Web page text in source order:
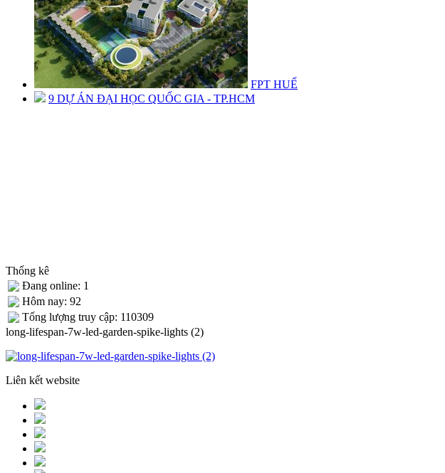
FPT HUẾ
9 DỰ ÁN ĐẠI HỌC QUỐC GIA - TP.HCM
Thống kê
Đang online: 1
Hôm nay: 92
Tống lượng truy cập: 110309
long-lifespan-7w-led-garden-spike-lights (2)
Liên kết website